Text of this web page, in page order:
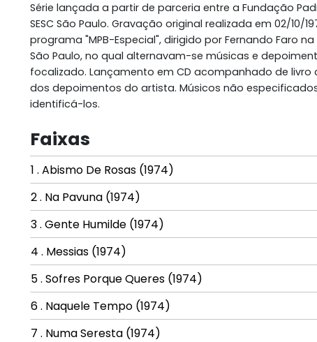
Série lançada a partir de parceria entre a Fundação
SESC São Paulo. Gravação original realizada em 02/10/
programa "MPB-Especial", dirigido por Fernando Faro
São Paulo, no qual alternavam-se músicas e
focalizado. Lançamento em CD acompanhado de livro
dos depoimentos do artista. Músicos não
identificá-los.
Faixas
1 . Abismo De Rosas (1974)
2 . Na Pavuna (1974)
3 . Gente Humilde (1974)
4 . Messias (1974)
5 . Sofres Porque Queres (1974)
6 . Naquele Tempo (1974)
7 . Numa Seresta (1974)